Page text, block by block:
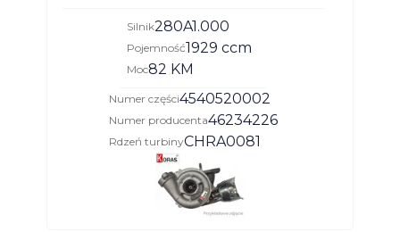
Silnik280A1.000
Pojemność1929 ccm
Moc82 KM
Numer części4540520002
Numer producenta46234226
Rdzeń turbinyCHRA0081